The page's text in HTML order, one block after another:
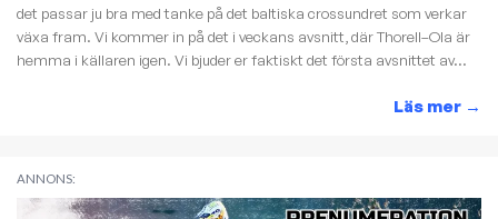
det passar ju bra med tanke på det baltiska crossundret som verkar
växa fram. Vi kommer in på det i veckans avsnitt, där Thorell–Ola är
hemma i källaren igen. Vi bjuder er faktiskt det första avsnittet av...
Läs mer →
ANNONS: